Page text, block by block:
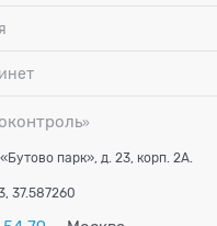
»
парк», д. 23, корп. 2А.
37.587260